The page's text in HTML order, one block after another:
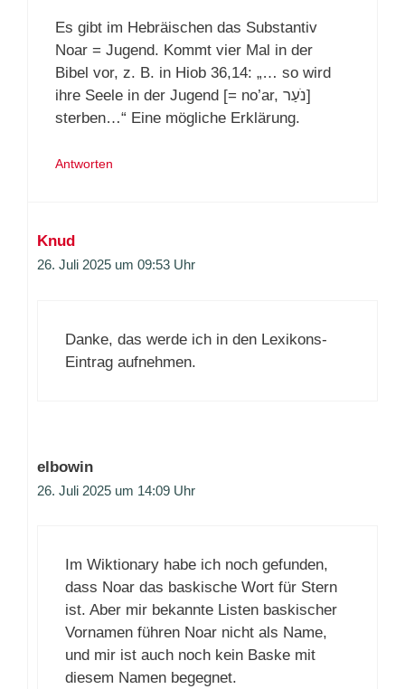
Es gibt im Hebräischen das Substantiv
Noar = Jugend. Kommt vier Mal in der
Bibel vor, z. B. in Hiob 36,14: „… so wird
ihre Seele in der Jugend [= no’ar, נֹעַר]
sterben…“ Eine mögliche Erklärung.
Antworten
Knud
26. Juli 2025 um 09:53 Uhr
Danke, das werde ich in den Lexikons-
Eintrag aufnehmen.
elbowin
26. Juli 2025 um 14:09 Uhr
Im Wiktionary habe ich noch gefunden,
dass Noar das baskische Wort für Stern
ist. Aber mir bekannte Listen baskischer
Vornamen führen Noar nicht als Name,
und mir ist auch noch kein Baske mit
diesem Namen begegnet.